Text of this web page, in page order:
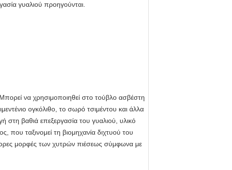
γυαλιού προηγούνται.
να χρησιμοποιηθεί στο τούβλο ασβέστη
ογκόλιθο, το σωρό τσιμέντου και άλλα
στη βαθιά επεξεργασία του γυαλιού, υλικό
που ταξινομεί τη βιομηχανία διχτυού του
μορφές των χυτρών πιέσεως σύμφωνα με